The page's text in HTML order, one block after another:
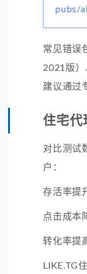
pubs/
常见错误
2021版）
建议通过
住宅代
对比测试
户：
存活率提
点击成本
转化率提
LIKE.TG